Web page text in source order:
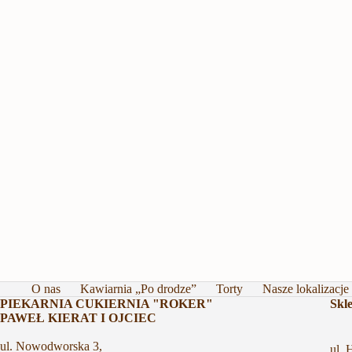
O nas Kawiarnia „Po drodze” Torty Nasze lokalizacje
PIEKARNIA CUKIERNIA "ROKER"
PAWEŁ KIERAT I OJCIEC
ul. Nowodworska 3, ul.